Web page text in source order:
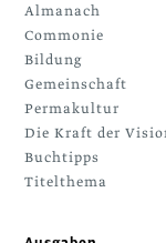
Almanach
Commonie
Bildung
Gemeinschaft
Permakultur
Die Kraft der
Buchtipps
Titelthema